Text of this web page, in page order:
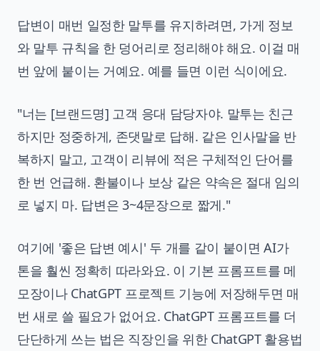
답변이 매번 일정한 말투를 유지하려면, 가게 정보
와 말투 규칙을 한 덩어리로 정리해야 해요. 이걸 매
번 앞에 붙이는 거예요. 예를 들면 이런 식이에요.
"너는 [브랜드명] 고객 응대 담당자야. 말투는 친근
하지만 정중하게, 존댓말로 답해. 같은 인사말을 반
복하지 말고, 고객이 리뷰에 적은 구체적인 단어를
한 번 언급해. 환불이나 보상 같은 약속은 절대 임의
로 넣지 마. 답변은 3~4문장으로 짧게."
여기에 '좋은 답변 예시' 두 개를 같이 붙이면 AI가
톤을 훨씬 정확히 따라와요. 이 기본 프롬프트를 메
모장이나 ChatGPT 프로젝트 기능에 저장해두면 매
번 새로 쓸 필요가 없어요. ChatGPT 프롬프트를 더
단단하게 쓰는 법은 직장인을 위한 ChatGPT 활용법